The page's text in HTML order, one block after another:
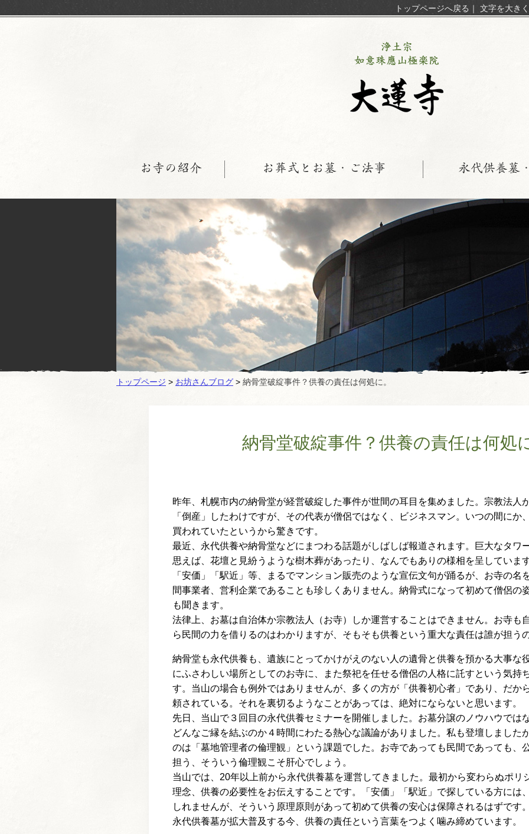
トップページへ戻る ｜ 文字を大きく
お寺の紹介 お葬式とお墓・ご法事 永代供養墓
トップページ > お坊さんブログ > 納骨堂破綻事件？供養の責任は何処に。
納骨堂破綻事件？供養の責任は何処
昨年、札幌市内の納骨堂が経営破綻した事件が世間の耳目を集めました。宗教法人
「倒産」したわけですが、その代表が僧侶ではなく、ビジネスマン。いつの間にか
買われていたというから驚きです。
最近、永代供養や納骨堂などにまつわる話題がしばしば報道されます。巨大なタワ
思えば、花壇と見紛うような樹木葬があったり、なんでもありの様相を呈していま
「安価」「駅近」等、まるでマンション販売のような宣伝文句が踊るが、お寺の名
間事業者、営利企業であることも珍しくありません。納骨式になって初めて僧侶の
も聞きます。
法律上、お墓は自治体か宗教法人（お寺）しか運営することはできません。お寺も
ら民間の力を借りるのはわかりますが、そもそも供養という重大な責任は誰が担う
納骨堂も永代供養も、遺族にとってかけがえのない人の遺骨と供養を預かる大事な
にふさわしい場所としてのお寺に、また祭祀を任せる僧侶の人格に託すという気持
す。当山の場合も例外ではありませんが、多くの方が「供養初心者」であり、だか
頼されている。それを裏切るようなことがあっては、絶対にならないと思います。
先日、当山で３回目の永代供養セミナーを開催しました。お墓分譲のノウハウでは
どんなご縁を結ぶのか４時間にわたる熱心な議論がありました。私も登壇しました
のは「墓地管理者の倫理観」という課題でした。お寺であっても民間であっても、
担う、そういう倫理観こそ肝心でしょう。
当山では、20年以上前から永代供養墓を運営してきました。最初から変わらぬポリ
理念、供養の必要性をお伝えすることです。「安価」「駅近」で探している方には
しれませんが、そういう原理原則があって初めて供養の安心は保障されるはずです
永代供養墓が拡大普及する今、供養の責任という言葉をつよく噛み締めています。